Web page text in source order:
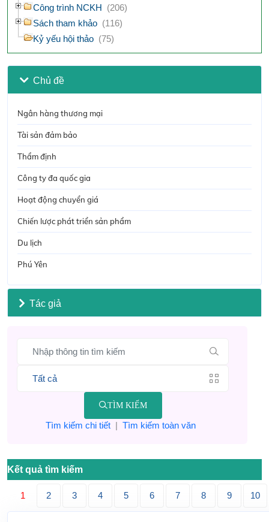
Công trình NCKH (206)
Sách tham khảo (116)
Kỷ yếu hội thảo (75)
Chủ đề
Ngân hàng thương mại
Tài sản đảm bảo
Thẩm định
Công ty đa quốc gia
Hoạt động chuyển giá
Chiến lược phát triển sản phẩm
Du lịch
Phú Yên
Tác giả
TÌM KIẾM
Tìm kiếm chi tiết| Tìm kiếm toàn văn
Kết quả tìm kiếm
1 2 3 4 5 6 7 8 9 10